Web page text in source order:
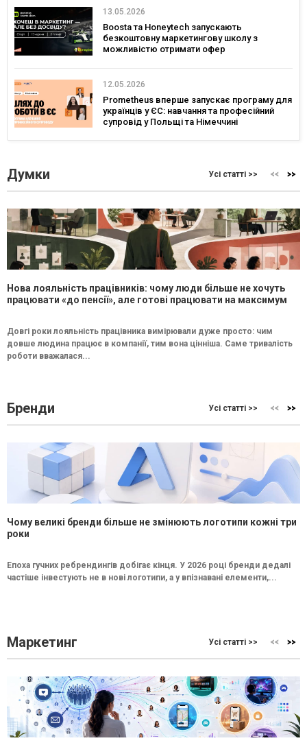
13.05.2026
Boosta та Honeytech запускають
безкоштовну маркетингову школу з
можливістю отримати офер
12.05.2026
Prometheus вперше запускає програму для
українців у ЄС: навчання та професійний
супровід у Польщі та Німеччині
Думки Усі статті >>
Нова лояльність працівників: чому люди більше не хочуть
працювати «до пенсії», але готові працювати на максимум
Довгі роки лояльність працівника вимірювали дуже просто: чим
довше людина працює в компанії, тим вона цінніша. Саме тривалість
роботи вважалася...
Бренди Усі статті >>
Чому великі бренди більше не змінюють логотипи кожні три
роки
Епоха гучних ребрендингів добігає кінця. У 2026 році бренди дедалі
частіше інвестують не в нові логотипи, а у впізнавані елементи,...
Маркетинг Усі статті >>